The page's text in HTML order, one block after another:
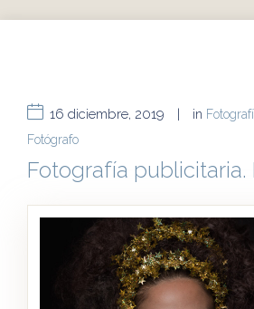
16 diciembre, 2019 | in
Fotógrafo
Fotografía publicitaria.